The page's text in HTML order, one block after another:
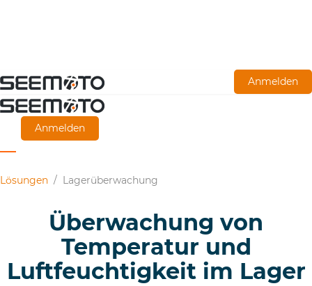
Zum
Hauptinhalt
springen
Anmelden
Anmelden
Lösungen / Lagerüberwachung
Überwachung von
Temperatur und
Luftfeuchtigkeit im Lager